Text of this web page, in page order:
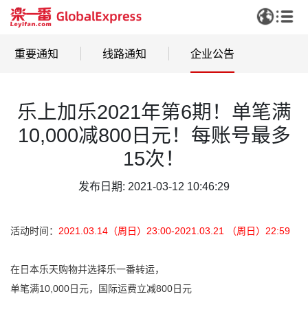
重要通知 线路通知 企业公告
乐上加乐2021年第6期！单笔满
10,000减800日元！每账号最多
15次！
发布日期: 2021-03-12 10:46:29
活动时间： 2021.03 .14（周日）23:00-2021.03.21 （周日）22:59
在日本乐天购物并选择乐一番转运，
单笔满10,000日元，国际运费立减800日元